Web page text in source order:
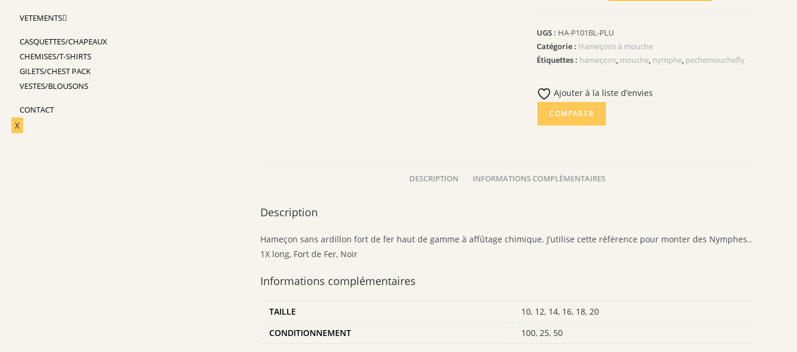
VETEMENTS
CASQUETTES/CHAPEAUX
CHEMISES/T-SHIRTS
GILETS/CHEST PACK
VESTES/BLOUSONS
CONTACT
X
BL+
UGS : HA-P101BL-PLU
Catégorie : Hameçons à mouche
Étiquettes : hameçons, mouche, nymphe, pechemouchefly
Ajouter à la liste d’envies
COMPARER
DESCRIPTION INFORMATIONS COMPLÉMENTAIRES
Description
Hameçon sans ardillon fort de fer haut de gamme à affûtage chimique. J’utilise cette référence pour monter des Nymphes..
1X long, Fort de Fer, Noir
Informations complémentaires
TAILLE 10, 12, 14, 16, 18, 20
CONDITIONNEMENT
100, 25, 50